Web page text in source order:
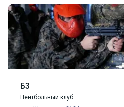
Б3
Пентбольный клуб